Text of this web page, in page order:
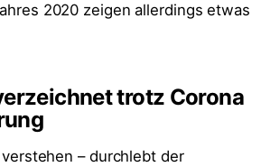
2020 zeigen allerdings etwas
trotz Corona
– durchlebt der